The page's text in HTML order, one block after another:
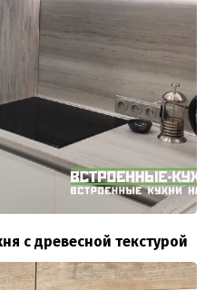
с древесной текстурой